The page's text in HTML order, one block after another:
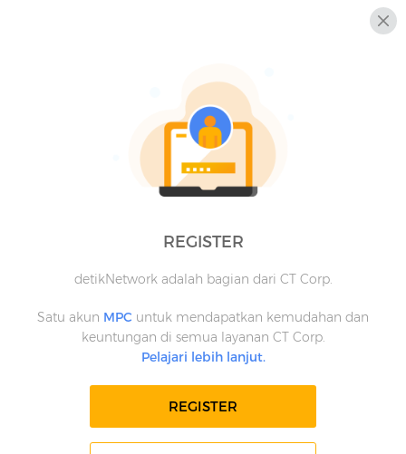
REGISTER
detikNetwork adalah bagian dari CT Corp.
Satu akun MPC untuk mendapatkan kemudahan dan
keuntungan di semua layanan CT Corp.
Pelajari lebih lanjut.
REGISTER